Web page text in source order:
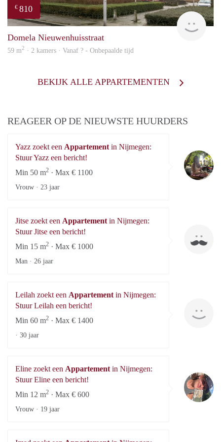
€ 810
Domela Nieuwenhuisstraat
59 m2 · 2 kamers · Vanaf ? - Onbepaalde tijd
BEKIJK ALLE APPARTEMENTEN
REAGEER OP DE NIEUWSTE HUURDERS
Yazz zoekt een Appartement in Nijmegen:
Stuur Yazz een bericht!
Min 50 m2 · Max € 1100
Vrouw · 23 jaar
Jitse zoekt een Appartement in Nijmegen:
Stuur Jitse een bericht!
Min 15 m2 · Max € 1000
Man · 26 jaar
Leilah zoekt een Appartement in Nijmegen:
Stuur Leilah een bericht!
Min 60 m2 · Max € 1400
· 30 jaar
Eline zoekt een Appartement in Nijmegen:
Stuur Eline een bericht!
Min 12 m2 · Max € 600
Vrouw · 19 jaar